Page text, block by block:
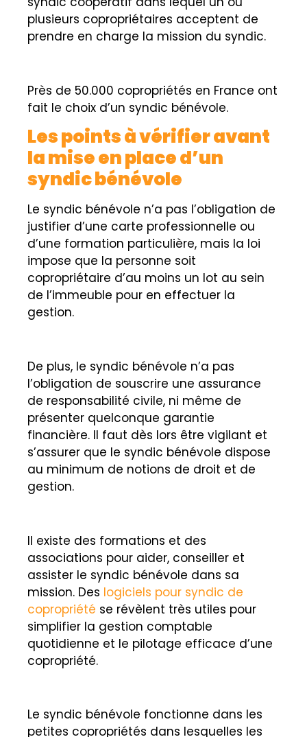
plusieurs copropriétaires acceptent de
prendre en charge la mission du syndic.
Près de 50.000 copropriétés en France ont
fait le choix d’un syndic bénévole.
Les points à vérifier avant
la mise en place d’un
syndic bénévole
Le syndic bénévole n’a pas l’obligation de
justifier d’une carte professionnelle ou
d’une formation particulière, mais la loi
impose que la personne soit
copropriétaire d’au moins un lot au sein
de l’immeuble pour en effectuer la
gestion.
De plus, le syndic bénévole n’a pas
l’obligation de souscrire une assurance
de responsabilité civile, ni même de
présenter quelconque garantie
financière. Il faut dès lors être vigilant et
s’assurer que le syndic bénévole dispose
au minimum de notions de droit et de
gestion.
Il existe des formations et des
associations pour aider, conseiller et
assister le syndic bénévole dans sa
mission. Des logiciels pour syndic de
copropriété se révèlent très utiles pour
simplifier la gestion comptable
quotidienne et le pilotage efficace d’une
copropriété.
Le syndic bénévole fonctionne dans les
petites copropriétés dans lesquelles les